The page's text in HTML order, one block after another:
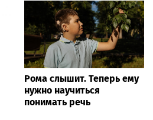
Рома слышит. Теперь ему
нужно научиться
понимать речь